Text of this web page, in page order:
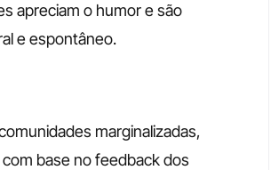
apreciam o humor e são
e espontâneo.
marginalizadas,
base no feedback dos